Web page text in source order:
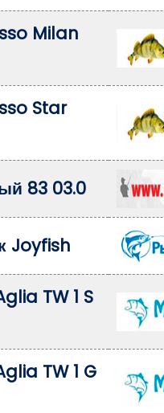
Milan
Star
83 03.0
Joyfish
TW 1 S
TW 1 G